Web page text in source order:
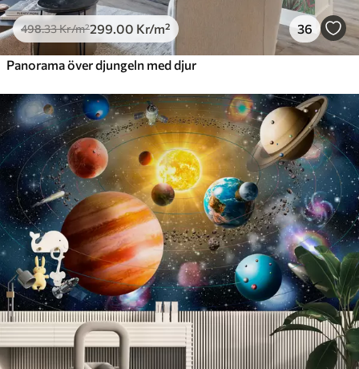
498.33Kr/m²299 .00 Kr/m² 36
Panorama över djungeln med djur